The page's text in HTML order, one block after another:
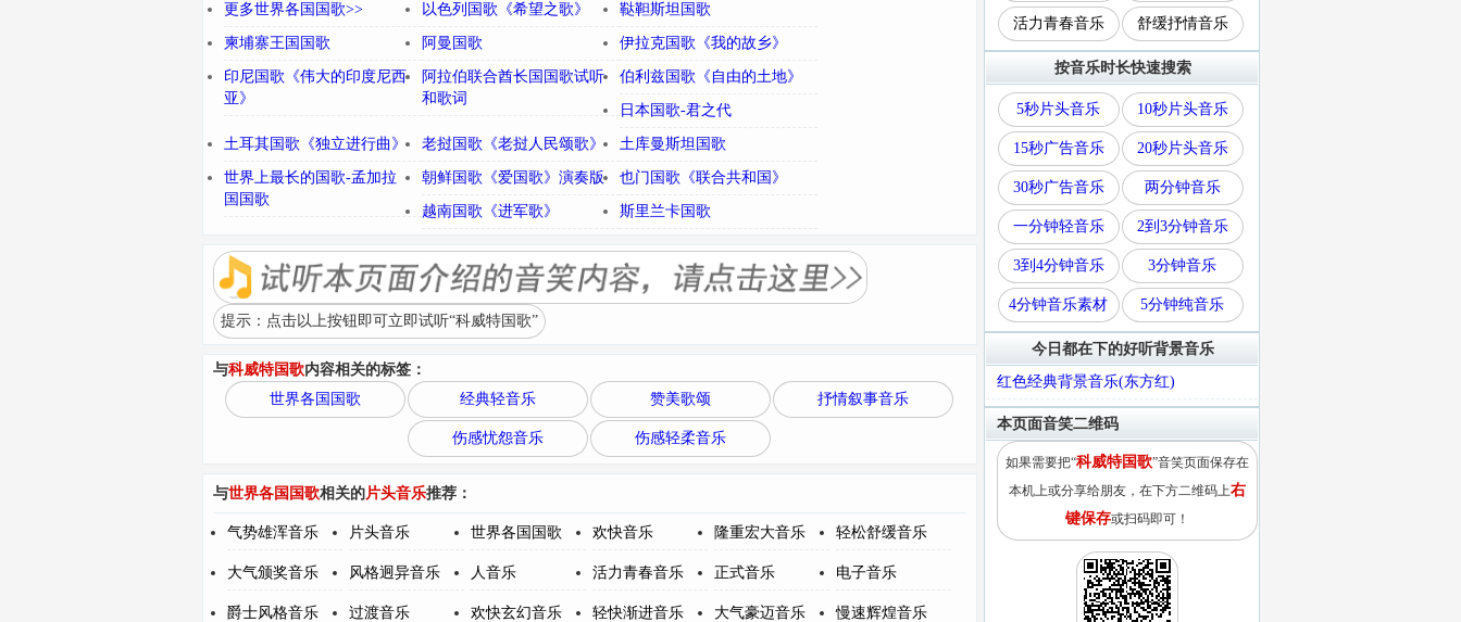
更多世界各国国歌>> 以色列国歌《希望之歌》 鞑靼斯坦国歌
柬埔寨王国国歌 阿曼国歌 伊拉克国歌《我的故乡》
印尼国歌《伟大的印度尼西
亚》
阿拉伯联合酋长国国歌试听
和歌词
伯利兹国歌《自由的土地》
日本国歌-君之代
土耳其国歌《独立进行曲》 老挝国歌《老挝人民颂歌》 土库曼斯坦国歌
世界上最长的国歌-孟加拉
国国歌
朝鲜国歌《爱国歌》演奏版 也门国歌《联合共和国》
越南国歌《进军歌》 斯里兰卡国歌
提示：点击以上按钮即可立即试听“科威特国歌”
与科威特国歌内容相关的标签：
世界各国国歌
经典轻音乐 赞美歌颂 抒情叙事音乐
伤感忧怨音乐 伤感轻柔音乐
与世界各国国歌相关的片头音乐推荐：
气势雄浑音乐 片头音乐 世界各国国歌 欢快音乐 隆重宏大音乐 轻松舒缓音乐
大气颁奖音乐 风格迥异音乐 人音乐 活力青春音乐 正式音乐 电子音乐
爵士风格音乐 过渡音乐 欢快玄幻音乐 轻快渐进音乐 大气豪迈音乐 慢速辉煌音乐
活力青春音乐 舒缓抒情音乐
按音乐时长快速搜索
5秒片头音乐 10秒片头音乐
15秒广告音乐 20秒片头音乐
30秒广告音乐 两分钟音乐
一分钟轻音乐 2到3分钟音乐
3到4分钟音乐 3分钟音乐
4分钟音乐素材 5分钟纯音乐
今日都在下的好听背景音乐
红色经典背景音乐(东方红)
本页面音笑二维码
如果需要把“科威特国歌”音笑页面保存在
本机上或分享给朋友，在下方二维码上右
键保存或扫码即可！